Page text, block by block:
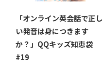
「オンライン英会話で正し
い発音は身につきます
か？」QQキッズ知恵袋
#19